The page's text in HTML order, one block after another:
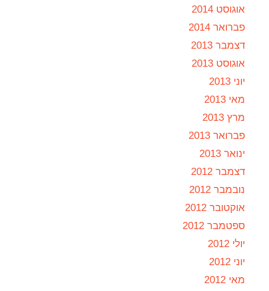
אוגוסט 2014
פברואר 2014
דצמבר 2013
אוגוסט 2013
יוני 2013
מאי 2013
מרץ 2013
פברואר 2013
ינואר 2013
דצמבר 2012
נובמבר 2012
אוקטובר 2012
ספטמבר 2012
יולי 2012
יוני 2012
מאי 2012